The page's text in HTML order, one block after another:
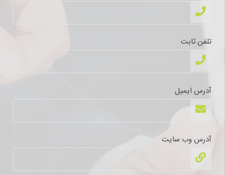
تلفن ثابت
آدرس ایمیل
آدرس وب سایت